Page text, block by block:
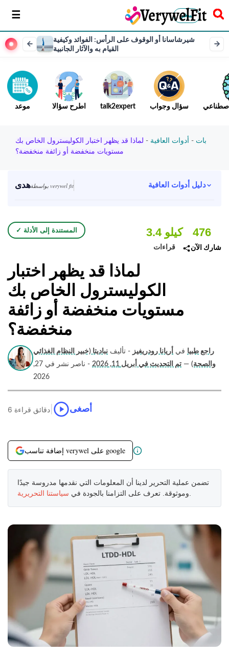
سخر
شيرشاسانا أو الوقوف على الرأس: الفوائد وكيفية
القيام به والآثار الجانبية
موعد اطرح سؤالا talk2expert سؤال وجواب
بات - أدوات العافية - لماذا قد يظهر اختبار الكوليسترول الخاص بك
مستويات منخفضة أو زائفة منخفضة؟
هدى بواسطة verywel fit دليل أدوات العافية
✓ المستندة إلى الأدلة 3.4 كيلو
قراءات
476
شارك الآن
لماذا قد يظهر اختبار
الكوليسترول الخاص بك
مستويات منخفضة أو زائفة
منخفضة؟
راجع طبيا في أريانا رودريغيز - تأليف نباديتا (خبير النظام الغذائي
والصحة) — تم التحديث في أبريل 11, 2026
- ناصر نشر في 27,
2026
6 دقائق قراءة أصغى
إضافة تناسب verywel على google
تضمن عملية التحرير لدينا أن المعلومات التي نقدمها مدروسة جيدًا
وموثوقة. تعرف على التزامنا بالجودة في سياستنا التحريرية